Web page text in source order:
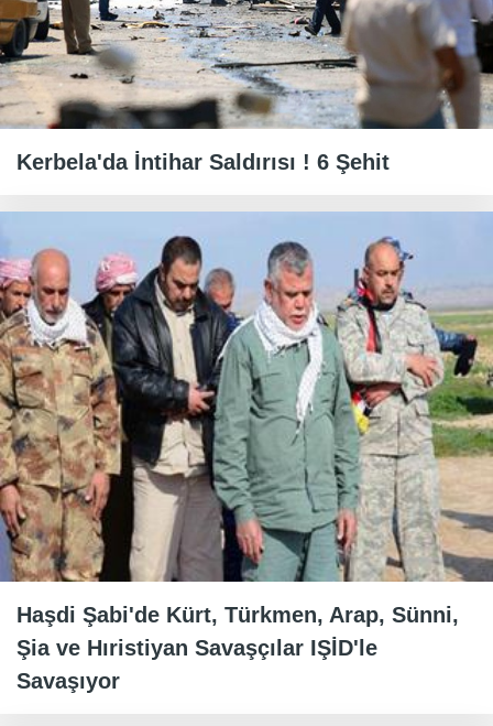
Kerbela'da İntihar Saldırısı ! 6 Şehit
Haşdi Şabi'de Kürt, Türkmen, Arap, Sünni,
Şia ve Hıristiyan Savaşçılar IŞİD'le
Savaşıyor